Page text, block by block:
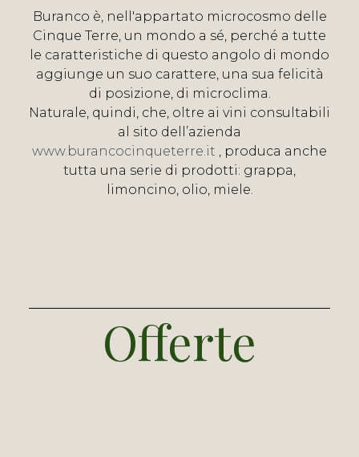
Buranco è, nell'appartato microcosmo delle
Cinque Terre, un mondo a sé, perché a tutte
le caratteristiche di questo angolo di mondo
aggiunge un suo carattere, una sua felicità
di posizione, di microclima.
Naturale, quindi, che, oltre ai vini consultabili
al sito dell’azienda
www.burancocinqueterre.it , produca anche
tutta una serie di prodotti: grappa,
limoncino, olio, miele.
Offerte